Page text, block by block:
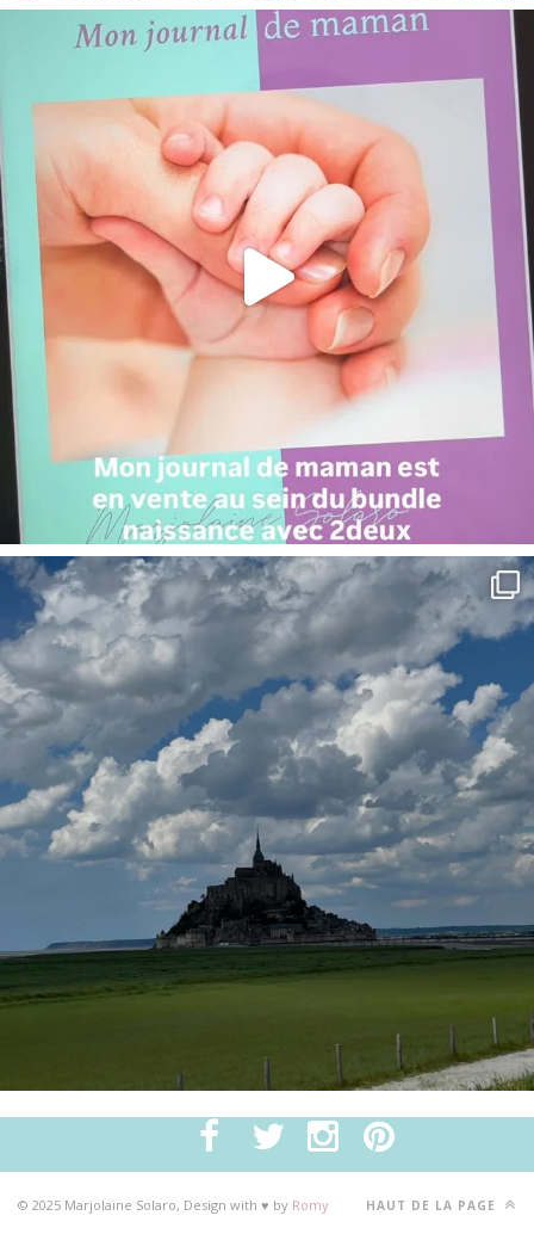
© 2025 Marjolaine Solaro, Design with ♥ by Romy HAUT DE LA PAGE